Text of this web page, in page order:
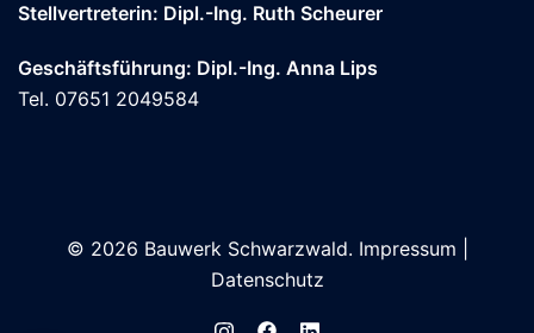
Stellvertreterin: Dipl.-Ing. Ruth Scheurer
Geschäftsführung: Dipl.-Ing. Anna Lips
Tel. 07651 2049584
© 2026 Bauwerk Schwarzwald. Impressum
Datenschutz